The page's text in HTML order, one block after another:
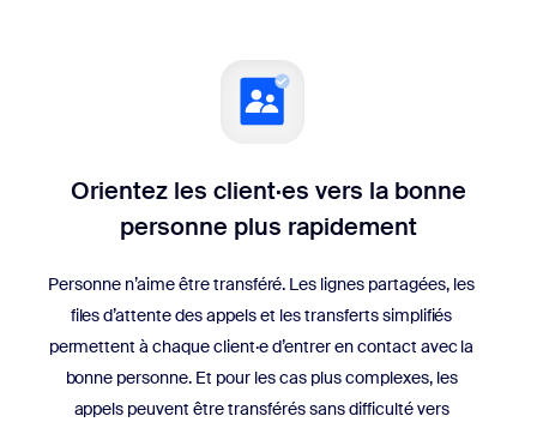
Orientez les client·es vers la bonne
personne plus rapidement
Personne n’aime être transféré. Les lignes partagées, les
files d’attente des appels et les transferts simplifiés
permettent à chaque client·e d’entrer en contact avec la
bonne personne. Et pour les cas plus complexes, les
appels peuvent être transférés sans difficulté vers